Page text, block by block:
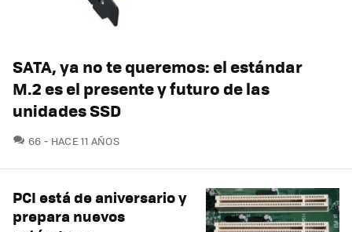
SATA, ya no te queremos: el estándar
M.2 es el presente y futuro de las
unidades SSD
66 COMENTARIOS
HACE 11 AÑOS
PCI está de aniversario y
prepara nuevos